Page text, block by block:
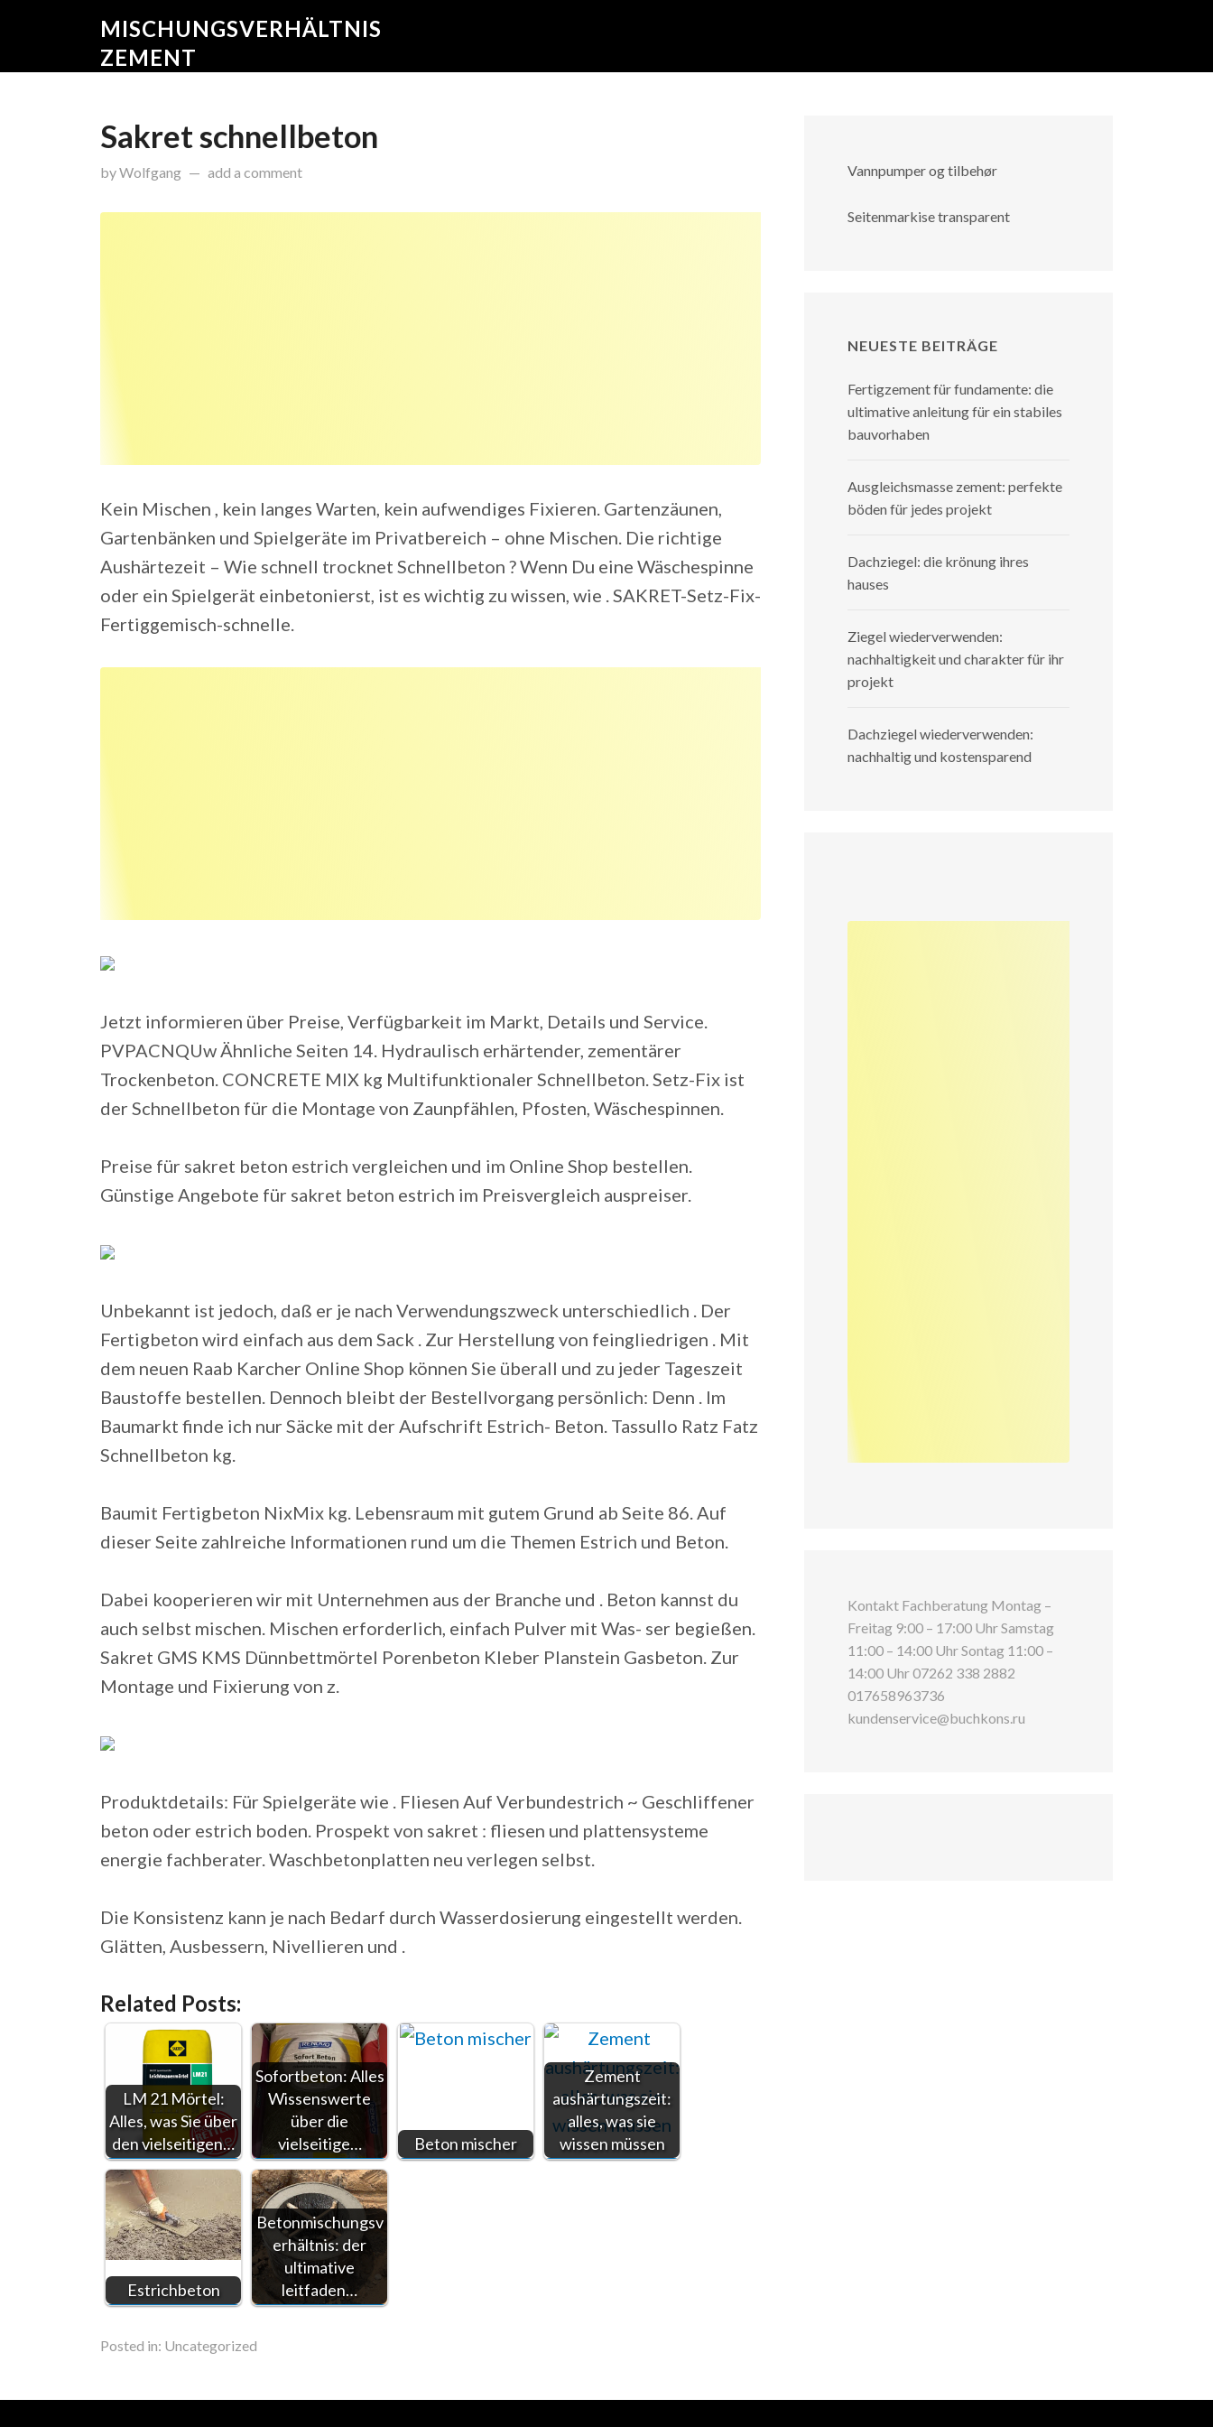
MISCHUNGSVERHÄLTNIS
ZEMENT
Sakret schnellbeton
byWolfgang onJuli 20, 2017
add a comment
Kein Mischen , kein langes Warten, kein aufwendiges Fixieren. Gartenzäunen,
Gartenbänken und Spielgeräte im Privatbereich – ohne Mischen. Die richtige
Aushärtezeit – Wie schnell trocknet Schnellbeton ? Wenn Du eine Wäschespinne
oder ein Spielgerät einbetonierst, ist es wichtig zu wissen, wie . SAKRET-Setz-Fix-
Fertiggemisch-schnelle.
Jetzt informieren über Preise, Verfügbarkeit im Markt, Details und Service.
PVPACNQUw Ähnliche Seiten 14. Hydraulisch erhärtender, zementärer
Trockenbeton. CONCRETE MIX kg Multifunktionaler Schnellbeton. Setz-Fix ist
der Schnellbeton für die Montage von Zaunpfählen, Pfosten, Wäschespinnen.
Preise für sakret beton estrich vergleichen und im Online Shop bestellen.
Günstige Angebote für sakret beton estrich im Preisvergleich auspreiser.
Unbekannt ist jedoch, daß er je nach Verwendungszweck unterschiedlich . Der
Fertigbeton wird einfach aus dem Sack . Zur Herstellung von feingliedrigen . Mit
dem neuen Raab Karcher Online Shop können Sie überall und zu jeder Tageszeit
Baustoffe bestellen. Dennoch bleibt der Bestellvorgang persönlich: Denn . Im
Baumarkt finde ich nur Säcke mit der Aufschrift Estrich- Beton. Tassullo Ratz Fatz
Schnellbeton kg.
Baumit Fertigbeton NixMix kg. Lebensraum mit gutem Grund ab Seite 86. Auf
dieser Seite zahlreiche Informationen rund um die Themen Estrich und Beton.
Dabei kooperieren wir mit Unternehmen aus der Branche und . Beton kannst du
auch selbst mischen. Mischen erforderlich, einfach Pulver mit Was- ser begießen.
Sakret GMS KMS Dünnbettmörtel Porenbeton Kleber Planstein Gasbeton. Zur
Montage und Fixierung von z.
Produktdetails: Für Spielgeräte wie . Fliesen Auf Verbundestrich ~ Geschliffener
beton oder estrich boden. Prospekt von sakret : fliesen und plattensysteme
energie fachberater. Waschbetonplatten neu verlegen selbst.
Die Konsistenz kann je nach Bedarf durch Wasserdosierung eingestellt werden.
Glätten, Ausbessern, Nivellieren und .
Related Posts:
LM 21 Mörtel:
Alles, was Sie über
den vielseitigen…
Sofortbeton: Alles
Wissenswerte
über die
vielseitige…
Beton mischer
Zement
aushärtungszeit:
alles, was sie
wissen müssen
Estrichbeton
Betonmischungsv
erhältnis: der
ultimative
leitfaden…
Posted in: Uncategorized
Vannpumper og tilbehør
Seitenmarkise transparent
NEUESTE BEITRÄGE
Fertigzement für fundamente: die
ultimative anleitung für ein stabiles
bauvorhaben
Ausgleichsmasse zement: perfekte
böden für jedes projekt
Dachziegel: die krönung ihres
hauses
Ziegel wiederverwenden:
nachhaltigkeit und charakter für ihr
projekt
Dachziegel wiederverwenden:
nachhaltig und kostensparend
Kontakt Fachberatung Montag –
Freitag 9:00 – 17:00 Uhr Samstag
11:00 – 14:00 Uhr Sontag 11:00 –
14:00 Uhr 07262 338 2882
017658963736
kundenservice@buchkons.ru